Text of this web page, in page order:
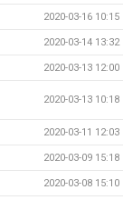
2020-03-16 10:15
2020-03-14 13:32
2020-03-13 12:00
2020-03-13 10:18
2020-03-11 12:03
2020-03-09 15:18
2020-03-08 15:10